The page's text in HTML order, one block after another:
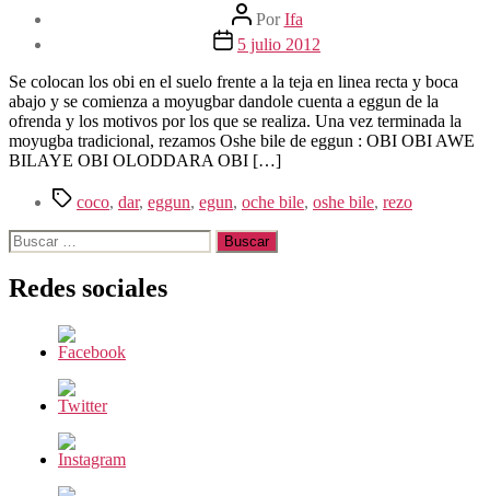
Autor
de
la
PorIfa
Fecha
la
entrada
5 julio 2012
Se colocan los obi en el suelo frente a la teja en linea recta y boca
abajo y se comienza a moyugbar dandole cuenta a eggun de la
ofrenda y los motivos por los que se realiza. Una vez terminada la
moyugba tradicional, rezamos Oshe bile de eggun : OBI OBI AWE
BILAYE OBI OLODDARA OBI […]
Etiquetas
coco, dar, eggun, egun, oche bile, oshe bile, rezo
Buscar:
Redes sociales